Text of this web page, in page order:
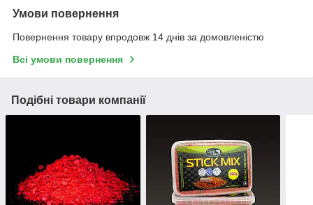
Умови повернення
Повернення товару впродовж 14 днів за домовленістю
Всі умови повернення
Подібні товари компанії